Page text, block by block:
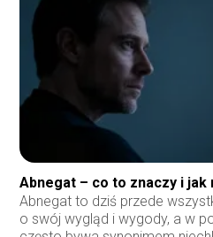
Abnegat – co to znaczy i
Abnegat to dziś przede
o swój wygląd i wygody, a w